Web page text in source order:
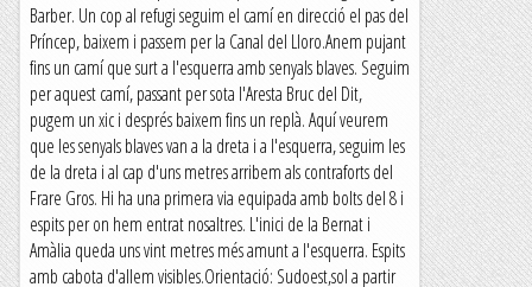
Barber. Un cop al refugi seguim el camí en direcció el pas del
Príncep, baixem i passem per la Canal del Lloro.Anem pujant
fins un camí que surt a l'esquerra amb senyals blaves. Seguim
per aquest camí, passant per sota l'Aresta Bruc del Dit,
pugem un xic i després baixem fins un replà. Aquí veurem
que les senyals blaves van a la dreta i a l'esquerra, seguim les
de la dreta i al cap d'uns metres arribem als contraforts del
Frare Gros. Hi ha una primera via equipada amb bolts del 8 i
espits per on hem entrat nosaltres. L'inici de la Bernat i
Amàlia queda uns vint metres més amunt a l'esquerra. Espits
amb cabota d'allem visibles.Orientació: Sudoest,sol a partir